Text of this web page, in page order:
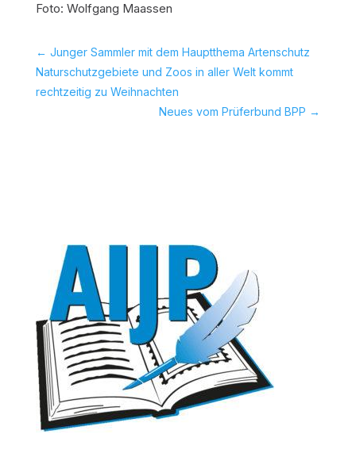
Foto: Wolfgang Maassen
← Junger Sammler mit dem Hauptthema Artenschutz 
Naturschutzgebiete und Zoos in aller Welt kommt
rechtzeitig zu Weihnachten
Neues vom Prüferbund BPP →